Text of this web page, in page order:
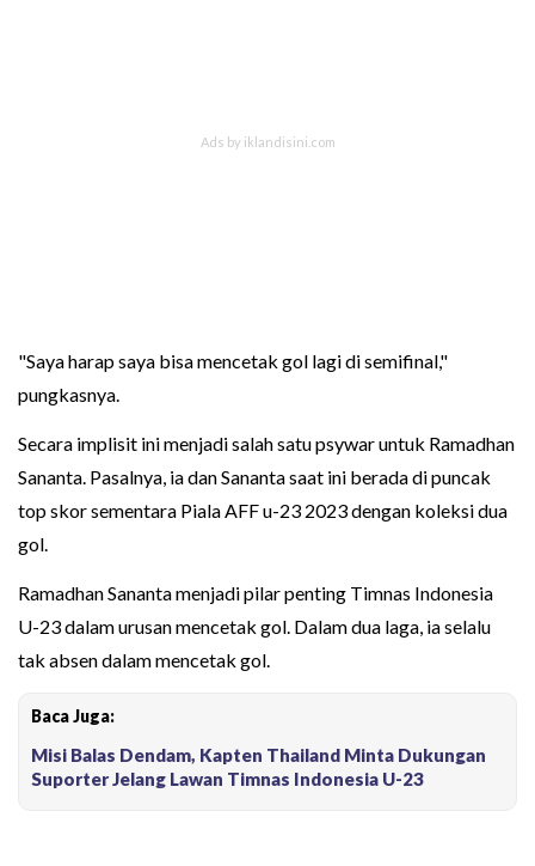
"Saya harap saya bisa mencetak gol lagi di semifinal,"
pungkasnya.
Secara implisit ini menjadi salah satu psywar untuk Ramadhan
Sananta. Pasalnya, ia dan Sananta saat ini berada di puncak
top skor sementara Piala AFF u-23 2023 dengan koleksi dua
gol.
Ramadhan Sananta menjadi pilar penting Timnas Indonesia
U-23 dalam urusan mencetak gol. Dalam dua laga, ia selalu
tak absen dalam mencetak gol.
Baca Juga:
Misi Balas Dendam, Kapten Thailand Minta Dukungan
Suporter Jelang Lawan Timnas Indonesia U-23